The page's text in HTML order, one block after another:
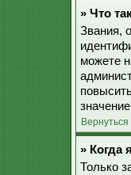
» Что
Звания,
можете
Вернуться
» Когда
Только